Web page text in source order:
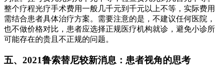
整个疗程光疗手术费用一般几千元到千元以上不等，实际费用
需结合患者具体治疗方案。需要注意的是，不建议任何医院，
也不做价格对比，患者应选择正规医疗机构就诊，避免小诊所
可能存在的贵且不正规的问题。
五、2021鲁索替尼较新消息：患者视角的思考